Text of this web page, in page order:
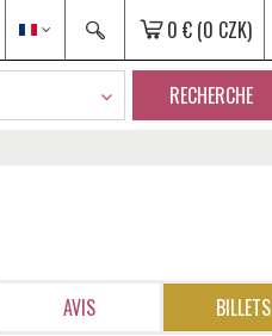
0 € (0 CZK)
RECHERCHE
AVIS BILLETS